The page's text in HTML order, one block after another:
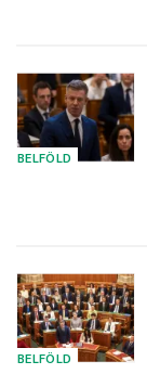
BELFÖLD
BELFÖLD